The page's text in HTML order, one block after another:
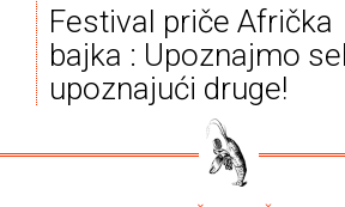
Festival priče Afrička
bajka : Upoznajmo
upoznajući druge!